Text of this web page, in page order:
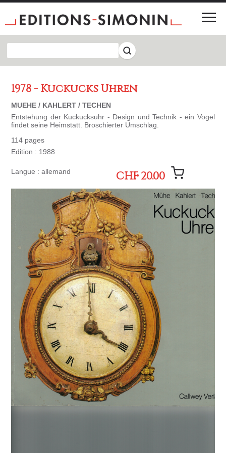
1978 - Kuckucks Uhren
MUEHE / KAHLERT / TECHEN
Entstehung der Kuckucksuhr - Design und Technik - ein Vogel
findet seine Heimstatt. Broschierter Umschlag.
114 pages
Edition : 1988
Langue : allemand CHF 20.00